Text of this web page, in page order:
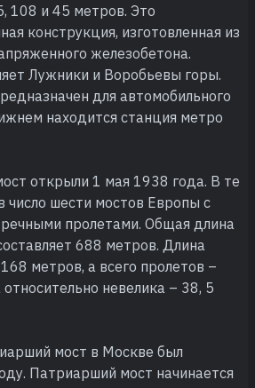
108 и 45 метров. Это
конструкция, изготовленная из
железобетона.
Лужники и Воробьевы горы.
для автомобильного
находится станция метро
открыли 1 мая 1938 года. В те
число шести мостов Европы с
пролетами. Общая длина
688 метров. Длина
метров, а всего пролетов –
невелика – 38, 5
мост в Москве был
Патриарший мост начинается